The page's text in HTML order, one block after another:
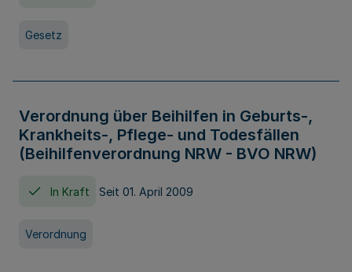
Gesetz
Verordnung über Beihilfen in Geburts-,
Krankheits-, Pflege- und Todesfällen
(Beihilfenverordnung NRW - BVO NRW)
In Kraft Seit 01. April 2009
Verordnung